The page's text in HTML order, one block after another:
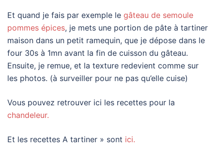
Et quand je fais par exemple le gâteau de semoule
pommes épices, je mets une portion de pâte à tartiner
maison dans un petit ramequin, que je dépose dans le
four 30s à 1mn avant la fin de cuisson du gâteau.
Ensuite, je remue, et la texture redevient comme sur
les photos. (à surveiller pour ne pas qu’elle cuise)
Vous pouvez retrouver ici les recettes pour la
chandeleur.
Et les recettes A tartiner » sont ici.